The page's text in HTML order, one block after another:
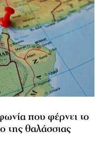
που φέρνει το
της θαλάσσιας